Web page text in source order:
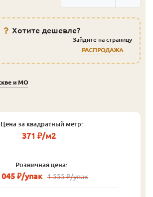
Хотите дешевле?
Зайдите на страницу
РАСПРОДАЖА
и МО
Цена за квадратный метр:
371 ₽/м2
Розничная цена:
045 ₽/упак 1 555 ₽/упак